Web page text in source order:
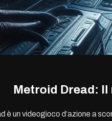
Metroid Dread:
è un videogioco d’azione a